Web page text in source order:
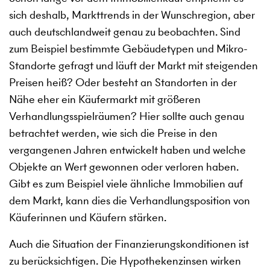
sich deshalb, Markttrends in der Wunschregion, aber
auch deutschlandweit genau zu beobachten. Sind
zum Beispiel bestimmte Gebäudetypen und Mikro-
Standorte gefragt und läuft der Markt mit steigenden
Preisen heiß? Oder besteht an Standorten in der
Nähe eher ein Käufermarkt mit größeren
Verhandlungsspielräumen? Hier sollte auch genau
betrachtet werden, wie sich die Preise in den
vergangenen Jahren entwickelt haben und welche
Objekte an Wert gewonnen oder verloren haben.
Gibt es zum Beispiel viele ähnliche Immobilien auf
dem Markt, kann dies die Verhandlungsposition von
Käuferinnen und Käufern stärken.
Auch die Situation der Finanzierungskonditionen ist
zu berücksichtigen. Die Hypothekenzinsen wirken